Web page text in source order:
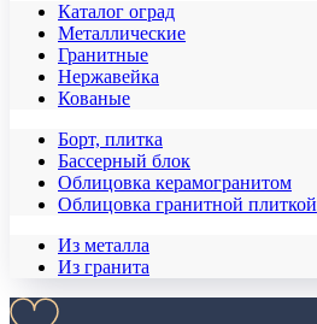
Каталог оград
Металлические
Гранитные
Нержавейка
Кованые
Борт, плитка
Бассерный блок
Облицовка керамогранитом
Облицовка гранитной плиткой
Из металла
Из гранита